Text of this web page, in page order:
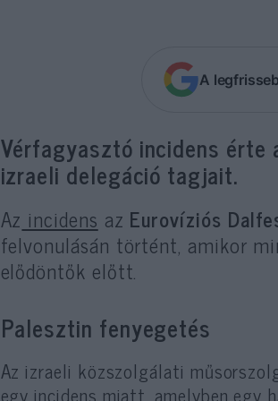
A
Vérfagyasztó incidens
izraeli delegáció tagjait.
Az incidens az Eurovíziós
felvonulásán történt, amikor
elődöntők előtt.
Palesztin fenyegetés
Az izraeli közszolgálati
egy incidens miatt, amelyben